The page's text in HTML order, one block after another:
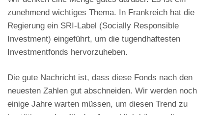
zunehmend wichtiges Thema. In Frankreich hat die
Regierung ein SRI-Label (Socially Responsible
Investment) eingeführt, um die tugendhaftesten
Investmentfonds hervorzuheben.
Die gute Nachricht ist, dass diese Fonds nach den
neuesten Zahlen gut abschneiden. Wir werden noch
einige Jahre warten müssen, um diesen Trend zu